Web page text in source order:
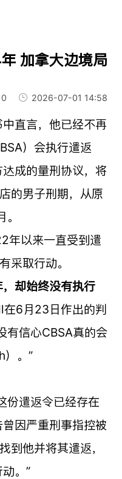
加拿大边境局
0 2026-07-01 14:58
直言，他已经不再
）会执行遣返
成的量刑协议，将
的男子刑期，从原
年以来一直受到遣
采取行动。
却始终没有执行
6月23日作出的判
有信心CBSA真的会
）。”
份遣返令已经存在
因严重刑事指控被
到他并将其遣返，
。”